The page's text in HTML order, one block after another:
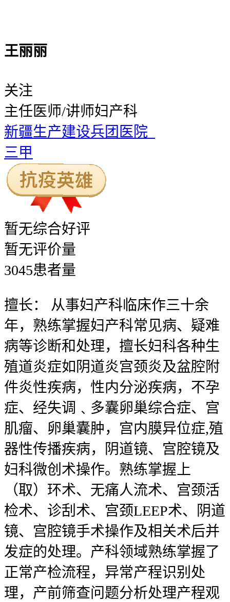
王丽丽
关注
主任医师/讲师妇产科
新疆生产建设兵团医院
三甲
暂无综合好评
暂无评价量
3045患者量
擅长：
从事妇产科临床作三十余
年，熟练掌握妇产科常见病、疑难
病等诊断和处理，擅长妇科各种生
殖道炎症如阴道炎宫颈炎及盆腔附
件炎性疾病，性内分泌疾病，不孕
症、经失调﹑多囊卵巢综合症、宫
肌瘤、卵巢囊肿，宫内膜异位症,殖
器性传播疾病，阴道镜、宫腔镜及
妇科微创术操作。熟练掌握上
（取）环术、无痛人流术、宫颈活
检术、诊刮术、宫颈LEEP术、阴道
镜、宫腔镜手术操作及相关术后并
发症的处理。产科领域熟练掌握了
正常产检流程，异常产程识别处
理，产前筛查问题分析处理产程观